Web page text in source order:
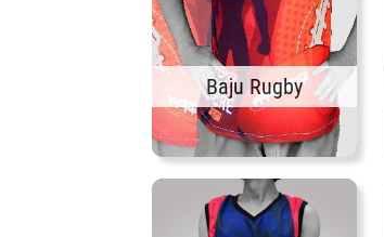
Baju Rugby